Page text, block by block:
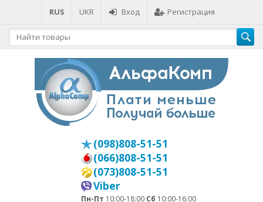
RUS UKR Вход Регистрация
(098)808-51-51
(066)808-51-51
(073)808-51-51
Viber
Пн-Пт 10:00-18:00 Сб 10:00-16:00